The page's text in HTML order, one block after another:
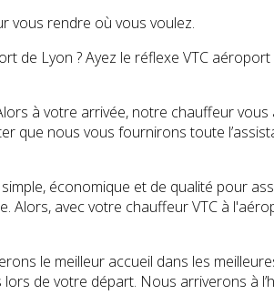
vous rendre où vous voulez.
de Lyon ? Ayez le réflexe VTC
à votre arrivée, notre chauffeur
que nous vous fournirons toute
économique et de qualité pour
Alors, avec votre chauffeur VTC à
le meilleur accueil dans les
de votre départ. Nous arriverons à